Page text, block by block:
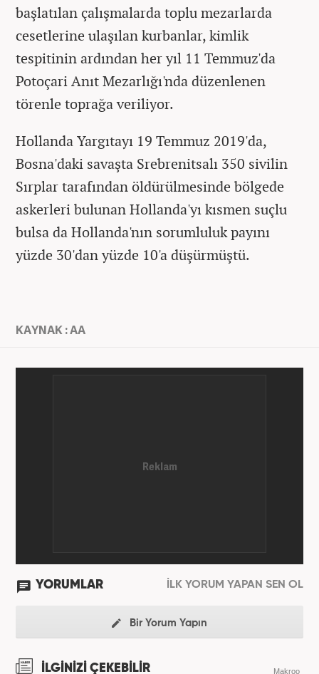
başlatılan çalışmalarda toplu mezarlarda
cesetlerine ulaşılan kurbanlar, kimlik
tespitinin ardından her yıl 11 Temmuz'da
Potoçari Anıt Mezarlığı'nda düzenlenen
törenle toprağa veriliyor.
Hollanda Yargıtayı 19 Temmuz 2019'da,
Bosna'daki savaşta Srebrenitsalı 350 sivilin
Sırplar tarafından öldürülmesinde bölgede
askerleri bulunan Hollanda'yı kısmen suçlu
bulsa da Hollanda'nın sorumluluk payını
yüzde 30'dan yüzde 10'a düşürmüştü.
KAYNAK : AA
YORUMLAR İLK YORUM YAPAN SEN OL
Bir Yorum Yapın
İLGİNİZİ ÇEKEBİLİR Makroo